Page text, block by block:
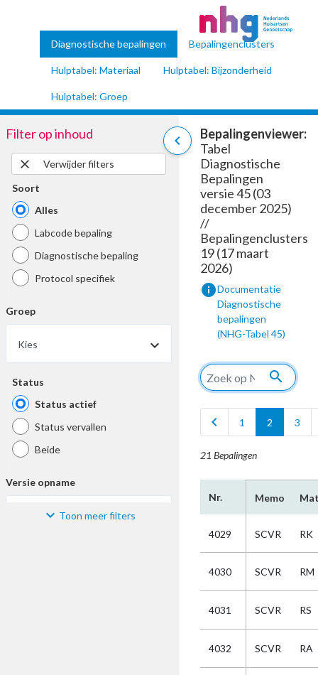
Diagnostische bepalingen Bepalingenclusters
Hulptabel: Materiaal Hulptabel: Bijzonderheid
Hulptabel: Groep
chevron_left
Filter op inhoud
close
Verwijder filters
Soort
Alles
Labcode bepaling
Diagnostische bepaling
Protocol specifiek
Groep
Kies
Status
Status actief
Status vervallen
Beide
Versie opname
Toon meer filters
Bepalingenviewer:
Tabel
Diagnostische
Bepalingen
versie 45 (03
december 2025)
//
Bepalingenclusters
19 (17 maart
2026)
infoDocumentatie
Diagnostische
bepalingen
(NHG-Tabel 45)
search
chevron_left 1 2 3
21 Bepalingen
Nr. Memo
4029 SCVR RK
4030 SCVR RM
4031 SCVR RS
4032 SCVR RA